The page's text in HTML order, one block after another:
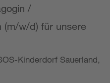
/
(m/w/d) für unsere
Kinderdorf Sauerland,